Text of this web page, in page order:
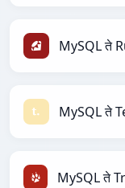
MySQL ते
MySQL ते